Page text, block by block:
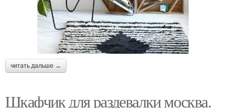
читать дальше →
Шкафчик для раздевалки москва.